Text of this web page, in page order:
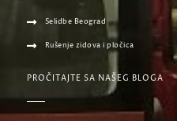
Selidbe Beograd
Rušenje zidova i pločica
PROČITAJTE SA NAŠEG BLOGA